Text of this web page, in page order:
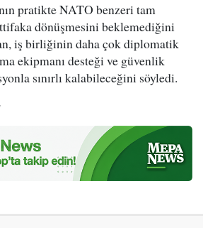
pratikte NATO benzeri tam
dönüşmesini beklemediğini
iş birliğinin daha çok diplomatik
ekipmanı desteği ve güvenlik
sınırlı kalabileceğini söyledi.